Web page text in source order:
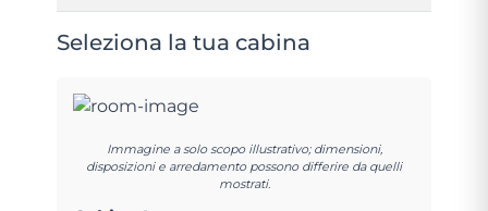
Seleziona la tua cabina
Immagine a solo scopo illustrativo; dimensioni,
disposizioni e arredamento possono differire da quelli
mostrati.